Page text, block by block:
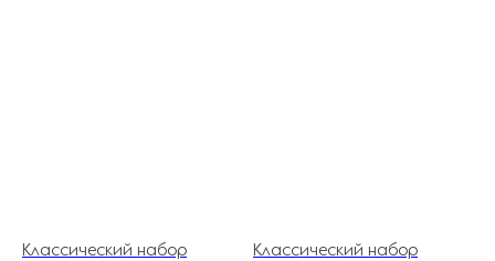
Классический набор
Классический набор